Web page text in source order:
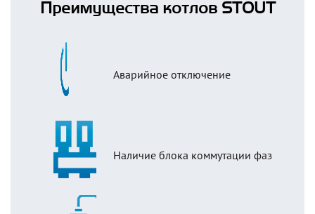
Преимущества котлов STOUT
Аварийное отключение
Наличие блока коммутации фаз